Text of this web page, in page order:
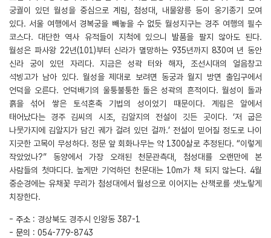
궁궐이 있던 월성을 중심으로 계림, 첨성대, 내물왕릉 등이 옹기종기 모여
있다. 서울 여행에서 경복궁을 빼놓을 수 없듯 월성지구는 경주 여행의 필수
코스다. 대단한 역사 유적들이 지척에 있으니 발품을 팔지 않아도 된다.
월성은 파사왕 22년(101)부터 신라가 멸망하는 935년까지 830여 년 동안
신라 궁이 있던 자리다. 지금은 성곽 터와 해자, 조선시대의 얼음창고
석빙고가 남아 있다. 월성을 제대로 보려면 동궁과 월지 방면 출입구에서
언덕을 오른다. 언덕배기의 울퉁불퉁한 돌은 성곽의 흔적이다. 월성이 돌과
흙을 섞어 쌓은 토석혼축 기법의 성이었기 때문이다. 계림은 알에서
태어났다는 경주 김씨의 시조, 김알지의 전설이 깃든 곳이다. ‘저 굽은
나뭇가지에 김알지가 담긴 궤가 걸려 있던 걸까.’ 전설이 믿어질 정도로 나이
지긋한 고목이 무성하다. 정문 앞 회화나무는 약 1300살로 추정된다. “이렇게
작았었나?” 동양에서 가장 오래된 천문관측대, 첨성대를 오랜만에 본
사람들의 첫마디다. 높게만 기억하던 천문대는 10m가 채 되지 않는다. 4월
중순경에는 유채꽃 무리가 첨성대에서 월성으로 이어지는 산책로를 샛노랗게
치장한다.
- 주소 : 경상북도 경주시 인왕동 387-1
- 문의 : 054-779-8743